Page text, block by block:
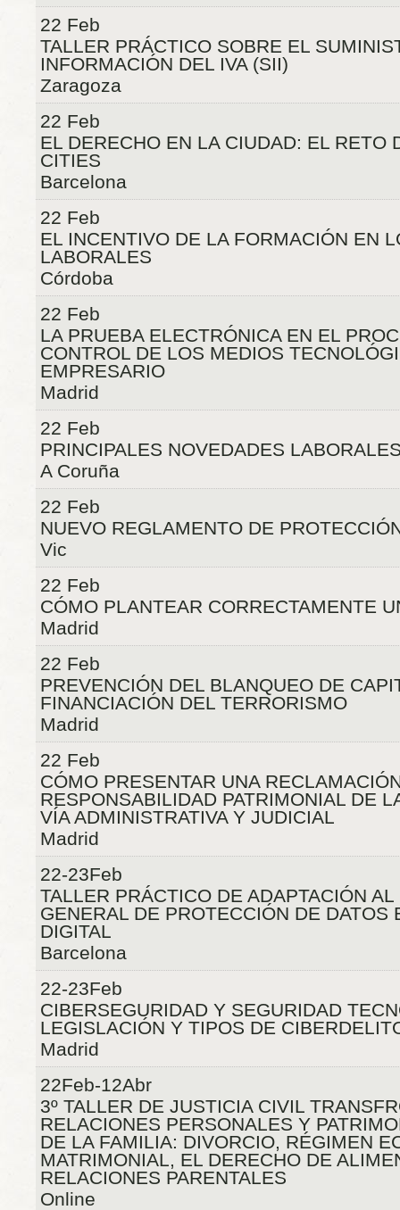
22 Feb
TALLER PRÁCTICO SOBRE EL
INFORMACIÓN DEL IVA (SII)
Zaragoza
22 Feb
EL DERECHO EN LA CIUDAD: EL RETO
CITIES
Barcelona
22 Feb
EL INCENTIVO DE LA FORMACIÓN EN
LABORALES
Córdoba
22 Feb
LA PRUEBA ELECTRÓNICA EN EL
CONTROL DE LOS MEDIOS
EMPRESARIO
Madrid
22 Feb
PRINCIPALES NOVEDADES
A Coruña
22 Feb
NUEVO REGLAMENTO DE
Vic
22 Feb
CÓMO PLANTEAR CORRECTAMENTE
Madrid
22 Feb
PREVENCIÓN DEL BLANQUEO DE
FINANCIACIÓN DEL TERRORISMO
Madrid
22 Feb
CÓMO PRESENTAR UNA
RESPONSABILIDAD PATRIMONIAL DE
VÍA ADMINISTRATIVA Y JUDICIAL
Madrid
22-23Feb
TALLER PRÁCTICO DE ADAPTACIÓN
GENERAL DE PROTECCIÓN DE DATOS
DIGITAL
Barcelona
22-23Feb
CIBERSEGURIDAD Y SEGURIDAD
LEGISLACIÓN Y TIPOS DE
Madrid
22Feb-12Abr
3º TALLER DE JUSTICIA CIVIL
RELACIONES PERSONALES Y
DE LA FAMILIA: DIVORCIO, RÉGIMEN
MATRIMONIAL, EL DERECHO DE
RELACIONES PARENTALES
Online